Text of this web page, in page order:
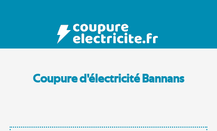
Coupure d'électricité Bannans